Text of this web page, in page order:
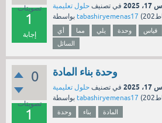
تصويتات
1
إجابة
2025 في تصنيف حلول تعليمية
tabashiryemenas17 (
أي مما يلي وحدة قياس
السائل
0
تصويتات
1
وحدة بناء المادة
2025 في تصنيف حلول تعليمية
tabashiryemenas17 (
وحدة بناء المادة